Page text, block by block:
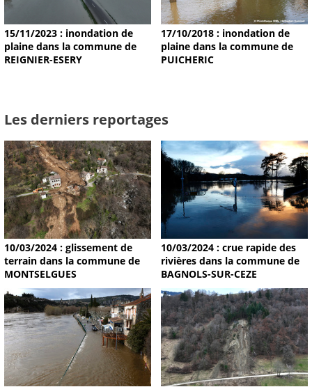
15/11/2023 : inondation de
plaine dans la commune de
REIGNIER-ESERY
17/10/2018 : inondation de
plaine dans la commune de
PUICHERIC
Les derniers reportages
10/03/2024 : glissement de
terrain dans la commune de
MONTSELGUES
10/03/2024 : crue rapide des
rivières dans la commune de
BAGNOLS-SUR-CEZE